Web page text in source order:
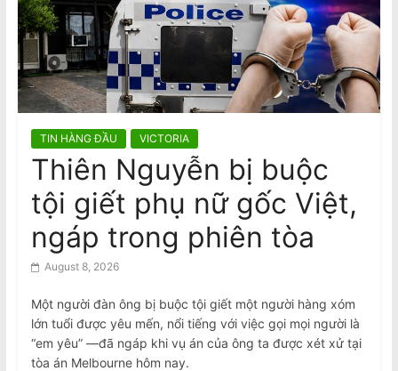
a
m
e
s
e
N
e
w
s
p
p
e
r
Daily Fine for Failure to Complete,
$3640 Penalty for False Information
TIN HÀNG ĐẦU VICTORIA
Thiên Nguyễn bị buộc
tội giết phụ nữ gốc Việt,
ngáp trong phiên tòa
August 8, 2026
Một người đàn ông bị buộc tội giết một người hàng xóm
lớn tuổi được yêu mến, nổi tiếng với việc gọi mọi người là
“em yêu” —đã ngáp khi vụ án của ông ta được xét xử tại
tòa án Melbourne hôm nay.